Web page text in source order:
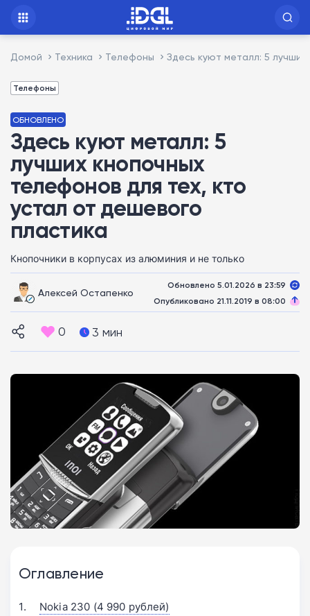
Домой Техника Телефоны Здесь куют металл: 5
Телефоны
ОБНОВЛЕНО
Здесь куют металл: 5
лучших кнопочных
телефонов для тех, кто
устал от дешевого
пластика
Кнопочники в корпусах из алюминия и не только
Алексей Остапенко
Обновлено 5.01.2026 в 23:59
Опубликовано 21.11.2019 в 08:00
0 3 мин
Оглавление
Nokia 230 (4 990 рублей)